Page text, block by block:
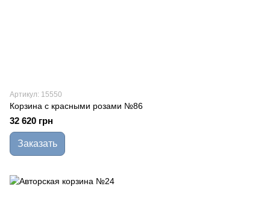
Артикул: 15550
Корзина с красными розами №86
32 620 грн
Заказать